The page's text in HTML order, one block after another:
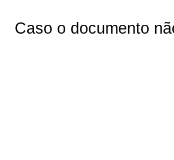
Caso o documento